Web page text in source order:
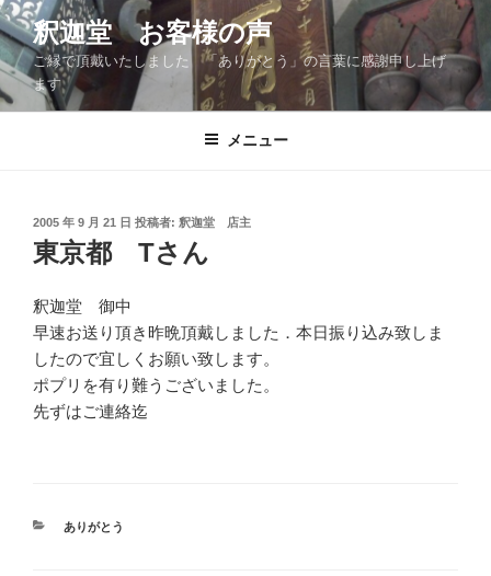
コ
ン
テ
ン
ツ
釈迦堂 お客様の声
ご縁で頂戴いたしました 「ありがとう」の言葉に感謝申し上げ
ます
メニュー
投
稿
日:
2005 年 9 月 21 日 投稿者: 釈迦堂 店主
東京都 Tさん
釈迦堂 御中
早速お送り頂き昨晩頂戴しました．本日振り込み致しま
したので宜しくお願い致します。
ポプリを有り難うございました。
先ずはご連絡迄
カ
ありがとう